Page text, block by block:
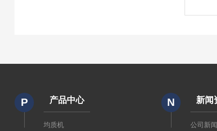
P 产品中心
均质机
N 新闻
公司新